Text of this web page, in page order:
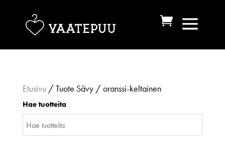
Etusivu / Tuote Sävy / oranssi-keltainen
Hae tuotteita